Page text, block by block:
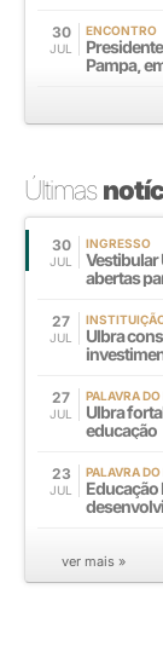
30
JUL
ENCONTRO
Pampa,
Últimas
30
JUL
INGRESSO
Vestibular
abertas
27
JUL
Ulbra
27
JUL
PALAVRA
Ulbra
educação
23
JUL
PALAVRA
Educação
ver mais »